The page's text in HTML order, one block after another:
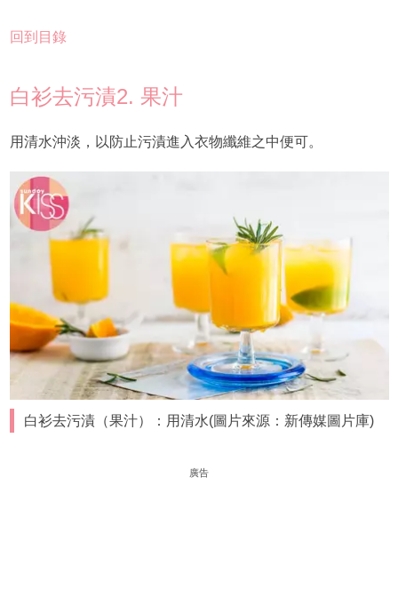
回到目錄
白衫去污漬2. 果汁
用清水沖淡，以防止污漬進入衣物纖維之中便可。
白衫去污漬（果汁）：用清水(圖片來源：新傳媒圖片庫)
廣告